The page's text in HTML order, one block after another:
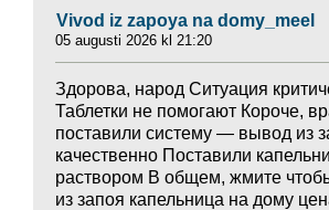
Vivod iz zapoya na domy_meel
05 augusti 2026 kl 21:20
Здорова, народ Ситуация
Таблетки не помогают Короче,
поставили систему — вывод из
качественно Поставили
раствором В общем, жмите
из запоя капельница на дому